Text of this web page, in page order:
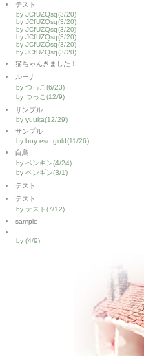
テスト
by JCfUZQsq(3/20)
by JCfUZQsq(3/20)
by JCfUZQsq(3/20)
by JCfUZQsq(3/20)
by JCfUZQsq(3/20)
by JCfUZQsq(3/20)
猫ちゃんきました！
ルーナ
by つっこ(6/23)
by つっこ(12/9)
サンプル
by yuuka(12/29)
サンプル
by buy eso gold(11/26)
白鳥
by ペンギン(4/24)
by ペンギン(3/1)
テスト
テスト
by テスト(7/12)
sample
by (4/9)